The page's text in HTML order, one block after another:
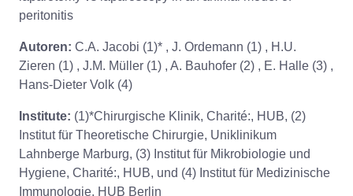
peritonitis
Autoren: C.A. Jacobi (1)* , J. Ordemann (1) , H.U.
Zieren (1) , J.M. Müller (1) , A. Bauhofer (2) , E. Halle (3) ,
Hans-Dieter Volk (4)
Institute: (1)*Chirurgische Klinik, Charité:, HUB, (2)
Institut für Theoretische Chirurgie, Uniklinikum
Lahnberge Marburg, (3) Institut für Mikrobiologie und
Hygiene, Charité:, HUB, und (4) Institut für Medizinische
Immunologie, HUB Berlin